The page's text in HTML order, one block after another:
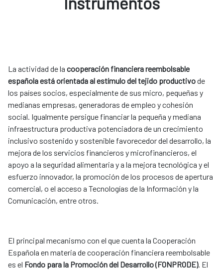
La actividad de la cooperación financiera reembolsable
española está orientada al estímulo del tejido productivode
los países socios, especialmente de sus micro, pequeñas y
medianas empresas, generadoras de empleo y cohesión
social. Igualmente persigue financiar la pequeña y mediana
infraestructura productiva potenciadora de un crecimiento
inclusivo sostenido y sostenible favorecedor del desarrollo, la
mejora de los servicios financieros y microfinancieros, el
apoyo a la seguridad alimentaria y a la mejora tecnológica y el
esfuerzo innovador, la promoción de los procesos de apertura
comercial, o el acceso a Tecnologías de la Información y la
Comunicación, entre otros.
El principal mecanismo con el que cuenta la Cooperación
Española en materia de cooperación financiera reembolsable
es el Fondo para la Promoción del Desarrollo (FONPRODE). El